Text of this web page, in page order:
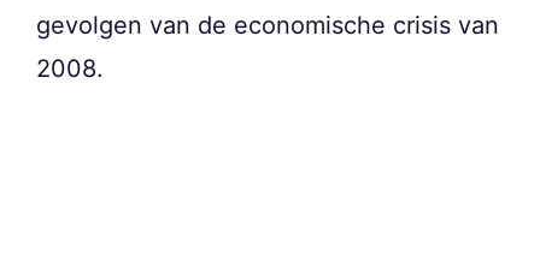
gevolgen van de economische crisis van
2008.